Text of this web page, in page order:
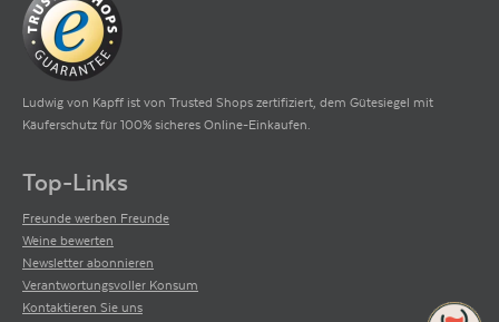
Ludwig von Kapff ist von Trusted Shops zertifiziert, dem Gütesiegel mit
Käuferschutz für 100% sicheres Online-Einkaufen.
Top-Links
Freunde werben Freunde
Weine bewerten
Newsletter abonnieren
Verantwortungsvoller Konsum
Kontaktieren Sie uns